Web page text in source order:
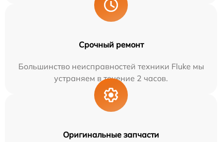
Срочный ремонт
Большинство неисправностей техники Fluke мы
устраняем в течение 2 часов.
Оригинальные запчасти